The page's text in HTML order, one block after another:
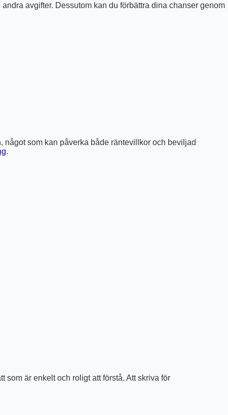
avgifter. Dessutom kan du förbättra dina chanser genom
som kan påverka både räntevillkor och beviljad
.
som är enkelt och roligt att förstå. Att skriva för